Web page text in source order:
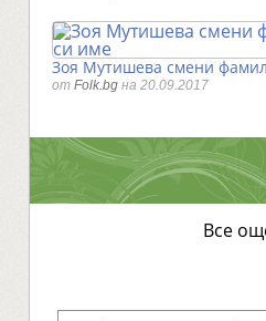
Зоя Мутишева смени
от Folk.bg на 20.09.2017
Все